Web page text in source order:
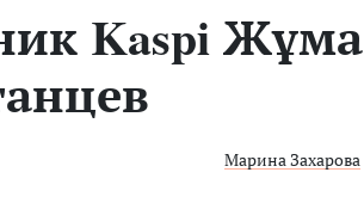
Kaspi Жұма
Марина Захарова